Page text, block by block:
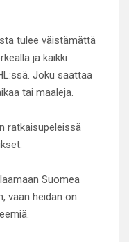
tulee väistämättä
ja kaikki
Joku saattaa
tai maaleja.
ratkaisupeleissä
Suomea
vaan heidän on